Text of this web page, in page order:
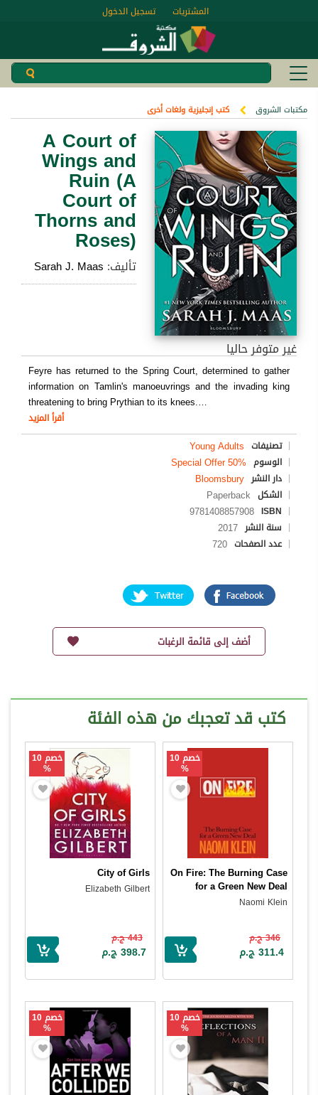
تسجيل الدخول المشتريات
مكتبات الشروق كتب إنجليزية ولغات أخرى
A Court of
Wings and
Ruin (A
Court of
Thorns and
Roses)
تأليف: Sarah J. Maas
غير متوفر حاليا
Feyre has returned to the Spring Court, determined to gather
information on Tamlin's manoeuvrings and the invading king
threatening to bring Prythian to its knees.…
أقرأ المزيد
تصنيفات Young Adults
الوسوم Special Offer 50%
دار النشر Bloomsbury
الشكل Paperback
ISBN
9781408857908
سنة النشر 2017
عدد الصفحات 720
أضف إلى قائمة الرغبات
كتب قد تعجبك من هذه الفئة
خصم 10
%
On Fire: The Burning Case
for a Green New Deal
Naomi Klein
346 ج.م
311.4 ج.م
خصم 10
%
City of Girls
Elizabeth Gilbert
443 ج.م
398.7 ج.م
خصم 10
%
خصم 10
%